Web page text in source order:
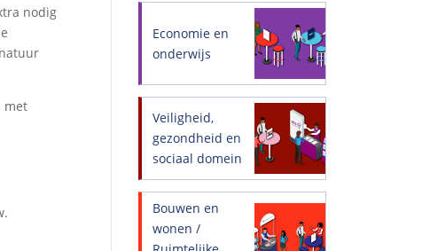
nodig
met
Economie en
onderwijs
Veiligheid,
gezondheid en
sociaal domein
Bouwen en
wonen /